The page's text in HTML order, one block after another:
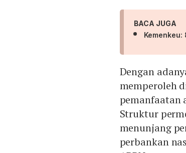
BACA JUGA
Kemenkeu:
Dengan
memperoleh
pemanfaatan
Struktur
menunjang
perbankan